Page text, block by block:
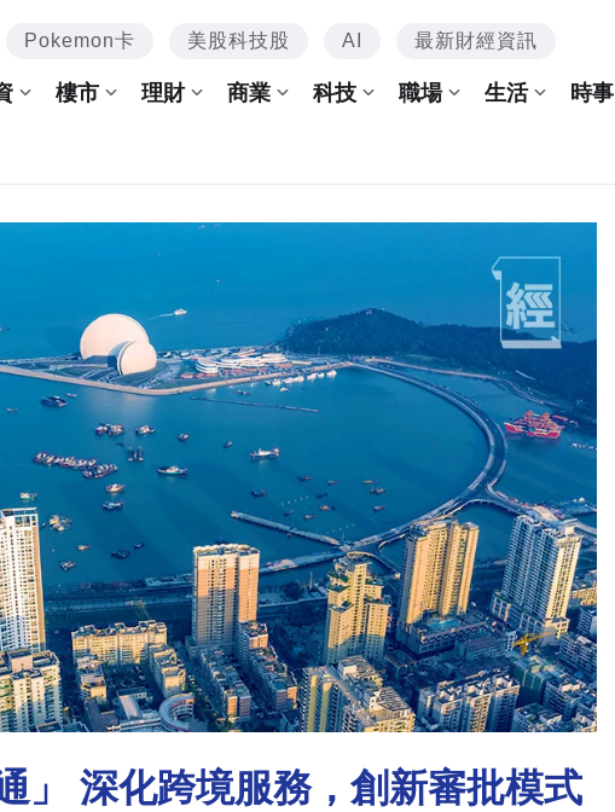
Pokemon卡 美股科技股 AI 最新財經資訊
樓市 理財 商業 科技 職場 生活 時事
」 深化跨境服務，創新審批模式